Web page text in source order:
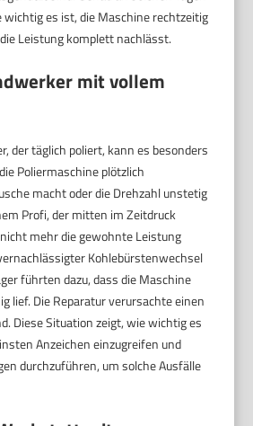
es ist, die Maschine rechtzeitig
Leistung komplett nachlässt.
mit vollem
der täglich poliert, kann es besonders
Poliermaschine plötzlich
macht oder die Drehzahl unstetig
Profi, der mitten im Zeitdruck
mehr die gewohnte Leistung
Kohlebürstenwechsel
führten dazu, dass die Maschine
lief. Die Reparatur verursachte einen
Diese Situation zeigt, wie wichtig es
Anzeichen einzugreifen und
durchzuführen, um solche Ausfälle